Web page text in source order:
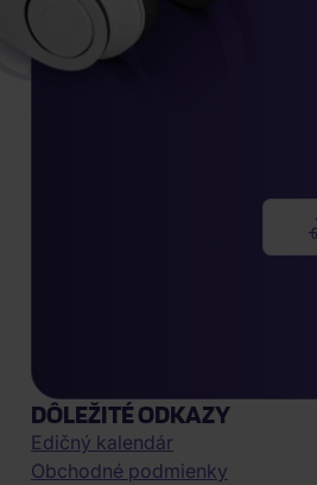
DÔLEŽITÉ ODKAZY
Edičný kalendár
Obchodné podmienky